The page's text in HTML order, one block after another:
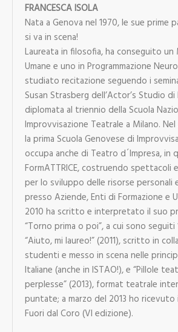
FRANCESCA ISOLA
Nata a Genova nel 1970, le sue prime
si va in scena!
Laureata in filosofia, ha conseguito un
Umane e uno in Programmazione
studiato recitazione seguendo i
Susan Strasberg dell’Actor’s Studio
diplomata al triennio della Scuola
Improvvisazione Teatrale a Milano.
la prima Scuola Genovese di
occupa anche di Teatro d´Impresa, in
FormATTRICE, costruendo spettacoli
per lo sviluppo delle risorse personali
presso Aziende, Enti di Formazione e
2010 ha scritto e interpretato il suo
“Torno prima o poi”, a cui sono seguiti
“Aiuto, mi laureo!” (2011), scritto in
studenti e messo in scena nelle
Italiane (anche in ISTAO!), e “Pillole
perplesse” (2013), format teatrale
puntate; a marzo del 2013 ho
Fuori dal Coro (VI edizione).